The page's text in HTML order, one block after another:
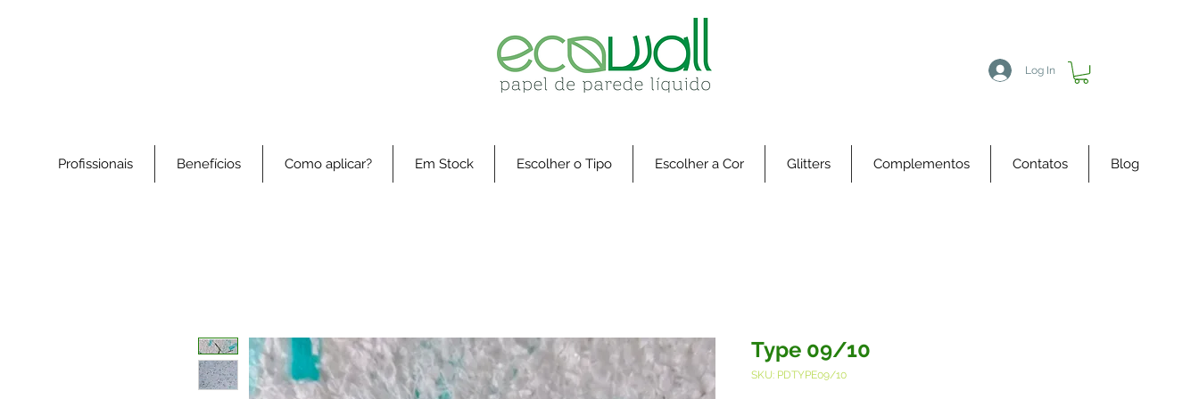
Log In
Profissionais Benefícios Como aplicar? Em Stock Escolher o Tipo Escolher a Cor Glitters Complementos Contatos Blog
Type 09/10
SKU: PDTYPE09/10